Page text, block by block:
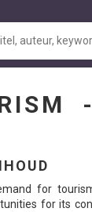
for
for its